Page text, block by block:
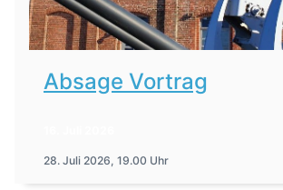
Absage Vortrag
28. Juli 2026, 19.00 Uhr